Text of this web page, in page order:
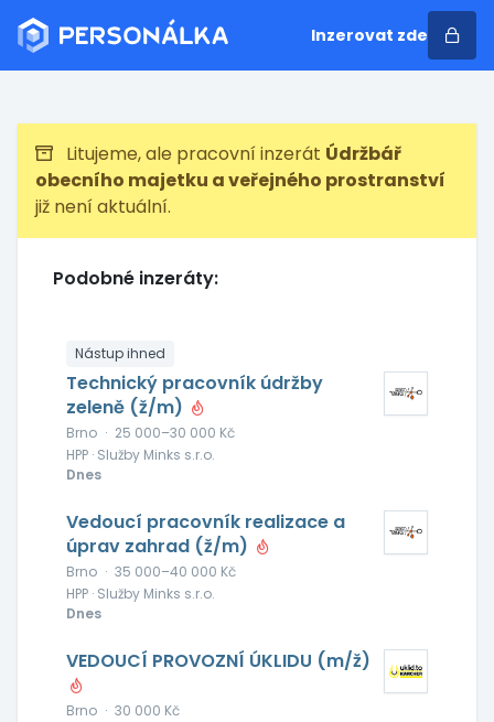
Inzerovat zde
Litujeme, ale pracovní inzerát Údržbář
obecního majetku a veřejného prostranství
již není aktuální.
Podobné inzeráty:
Nástup ihned
Technický pracovník údržby
zeleně (ž/m)
Brno · 25 000–30 000 Kč
HPP · Služby Minks s.r.o.
Dnes
Vedoucí pracovník realizace a
úprav zahrad (ž/m)
Brno · 35 000–40 000 Kč
HPP · Služby Minks s.r.o.
Dnes
VEDOUCÍ PROVOZNÍ ÚKLIDU (m/ž)
Brno · 30 000 Kč